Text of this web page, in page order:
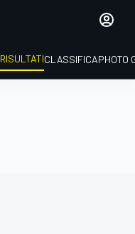
RISULTATICLASSIFICAPHOTO